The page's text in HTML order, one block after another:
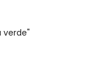
verde"